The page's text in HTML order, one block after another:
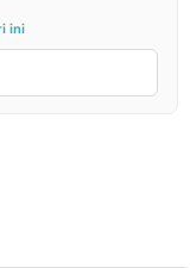
ini